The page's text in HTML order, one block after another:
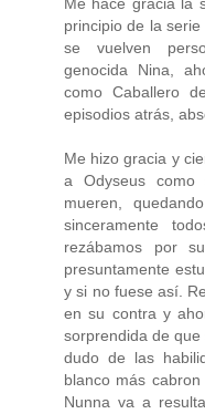
principio de la
se vuelven
genocida Nina,
como Caballero
episodios atrás,
Me hizo gracia y
a Odyseus como
mueren,
sinceramente
rezábamos por
presuntamente
y si no fuese así.
en su contra y
sorprendida de
dudo de las
blanco más
Nunna va a